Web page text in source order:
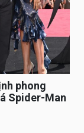
phong
Spider-Man